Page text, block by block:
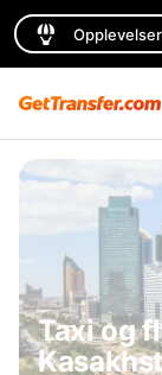
Opplevelser
Taxi og